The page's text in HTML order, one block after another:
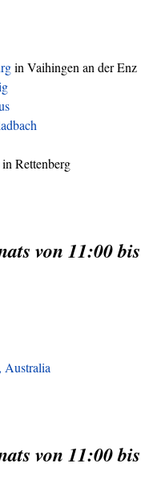
in Vaihingen an der Enz
in Rettenberg
von 11:00
Australia
von 11:00